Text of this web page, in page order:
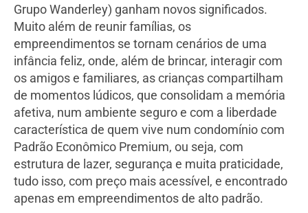
Grupo Wanderley) ganham novos significados.
Muito além de reunir famílias, os
empreendimentos se tornam cenários de uma
infância feliz, onde, além de brincar, interagir com
os amigos e familiares, as crianças compartilham
de momentos lúdicos, que consolidam a memória
afetiva, num ambiente seguro e com a liberdade
característica de quem vive num condomínio com
Padrão Econômico Premium, ou seja, com
estrutura de lazer, segurança e muita praticidade,
tudo isso, com preço mais acessível, e encontrado
apenas em empreendimentos de alto padrão.